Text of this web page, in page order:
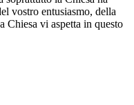
vostro entusiasmo, della
Chiesa vi aspetta in questo